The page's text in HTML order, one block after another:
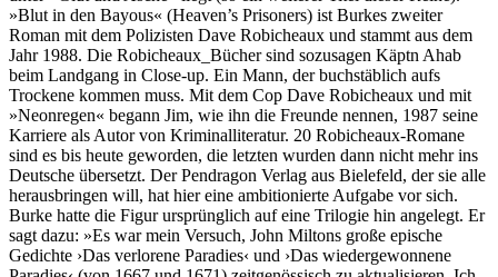
»Blut in den Bayous« (Heaven’s Prisoners) ist Burkes zweiter
Roman mit dem Polizisten Dave Robicheaux und stammt aus dem
Jahr 1988. Die Robicheaux_Bücher sind sozusagen Käptn Ahab
beim Landgang in Close-up. Ein Mann, der buchstäblich aufs
Trockene kommen muss. Mit dem Cop Dave Robicheaux und mit
»Neonregen« begann Jim, wie ihn die Freunde nennen, 1987 seine
Karriere als Autor von Kriminalliteratur. 20 Robicheaux-Romane
sind es bis heute geworden, die letzten wurden dann nicht mehr ins
Deutsche übersetzt. Der Pendragon Verlag aus Bielefeld, der sie alle
herausbringen will, hat hier eine ambitionierte Aufgabe vor sich.
Burke hatte die Figur ursprünglich auf eine Trilogie hin angelegt. Er
sagt dazu: »Es war mein Versuch, John Miltons große epische
Gedichte ›Das verlorene Paradies‹ und ›Das wiedergewonnene